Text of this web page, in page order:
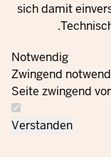
sich damit
Notwendig
Zwingend
Seite zwingend
Verstanden
إعدادات ملفات تعريف
الارتباط
© 2021 -